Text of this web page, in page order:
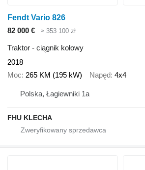
Fendt Vario 826
82 000 €
≈ 353 100 zł
Traktor - ciągnik kołowy
2018
Moc 265 KM (195 kW) Napęd 4x4
Polska, Łagiewniki 1a
FHU KLECHA